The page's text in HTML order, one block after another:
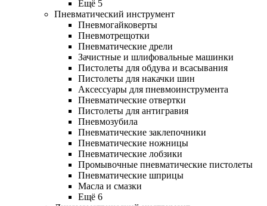
Ещё 5
Пневматический инструмент
Пневмогайковерты
Пневмотрещотки
Пневматические дрели
Зачистные и шлифовальные машинки
Пистолеты для обдува и всасывания
Пистолеты для накачки шин
Аксессуары для пневмоинструмента
Пневматические отвертки
Пистолеты для антигравия
Пневмозубила
Пневматические заклепочники
Пневматические ножницы
Пневматические лобзики
Промывочные пневматические пистолеты
Пневматические шприцы
Масла и смазки
Ещё 6